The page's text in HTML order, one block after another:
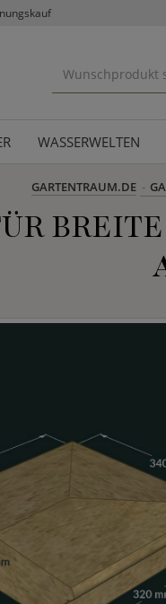
WASSERWELTEN
GARTENTRAUM.DE